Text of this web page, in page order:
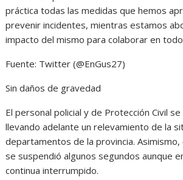
práctica todas las medidas que hemos
prevenir incidentes, mientras estamos
impacto del mismo para colaborar en
Fuente: Twitter (@EnGus27)
Sin daños de gravedad
El personal policial y de Protección Civil
llevando adelante un relevamiento de la
departamentos de la provincia.
se suspendió algunos segundos aunque
continua interrumpido.